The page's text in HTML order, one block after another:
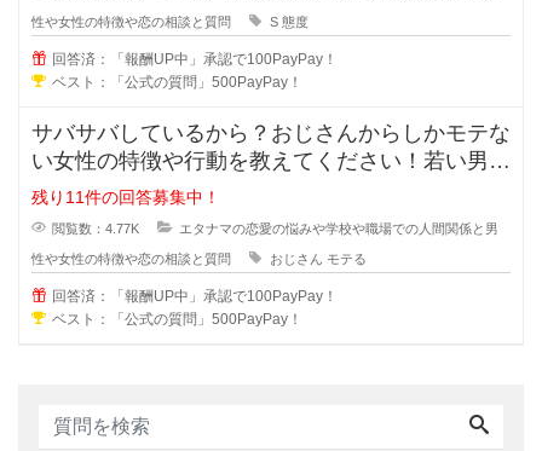
性や女性の特徴や恋の相談と質問 S 態度
回答済：「報酬UP中」承認で100PayPay！
ベスト：「公式の質問」500PayPay！
サバサバしているから？おじさんからしかモテな
い女性の特徴や行動を教えてください！若い男性
にはモテないいけど何故だかおじさ
残り11件の回答募集中！
閲覧数：4.77K エタナマの恋愛の悩みや学校や職場での人間関係と男
性や女性の特徴や恋の相談と質問 おじさん モテる
回答済：「報酬UP中」承認で100PayPay！
ベスト：「公式の質問」500PayPay！